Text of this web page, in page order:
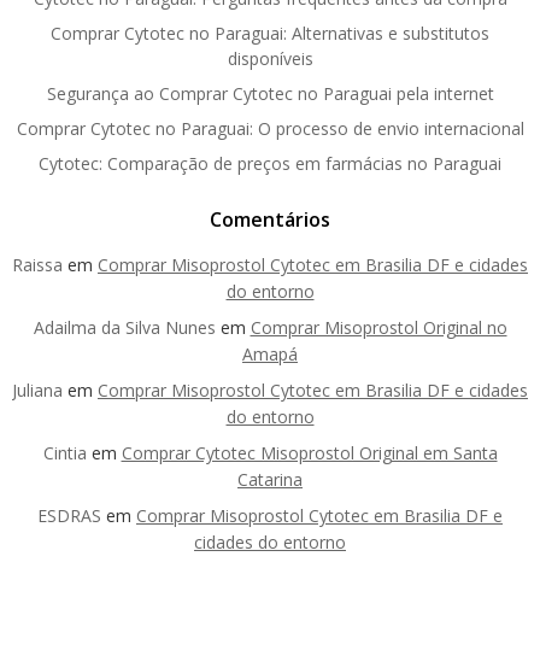
Comprar Cytotec no Paraguai: Alternativas e substitutos
disponíveis
Segurança ao Comprar Cytotec no Paraguai pela internet
Comprar Cytotec no Paraguai: O processo de envio internacional
Cytotec: Comparação de preços em farmácias no Paraguai
Comentários
Raissa em Comprar Misoprostol Cytotec em Brasilia DF e cidades
do entorno
Adailma da Silva Nunes em Comprar Misoprostol Original no
Amapá
Juliana em Comprar Misoprostol Cytotec em Brasilia DF e cidades
do entorno
Cintia em Comprar Cytotec Misoprostol Original em Santa
Catarina
ESDRAS em Comprar Misoprostol Cytotec em Brasilia DF e
cidades do entorno